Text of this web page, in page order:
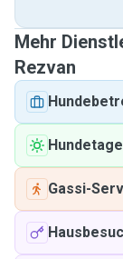
Mehr
Rezvan
Gassi-